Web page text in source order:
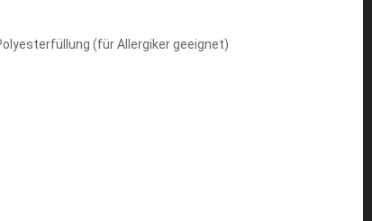
(für Allergiker geeignet)